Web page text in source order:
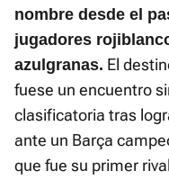
nombre desde el
jugadores
azulgranas. El
fuese un encuentro
clasificatoria tras
ante un Barça
que fue su primer